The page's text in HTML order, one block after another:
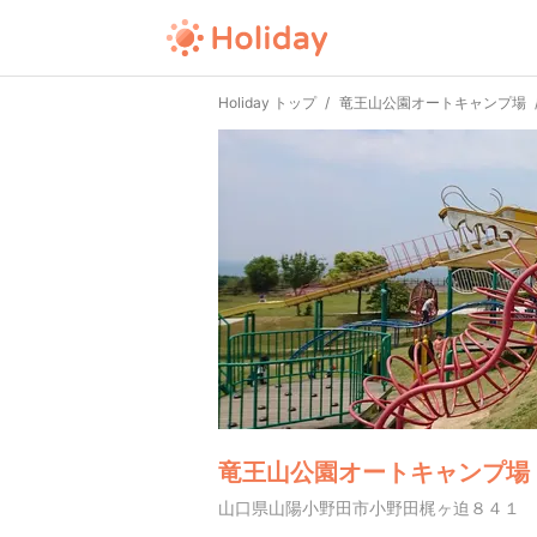
Holiday トップ 竜王山公園オートキャンプ場
竜王山公園オートキャンプ場
山口県山陽小野田市小野田梶ヶ迫８４１